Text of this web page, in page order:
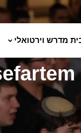
מדרש וירטואלי